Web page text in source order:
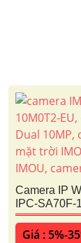
Camera IP
IPC-SA70F-
Giá : 5%-